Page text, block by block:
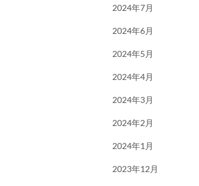
2024年7月
2024年6月
2024年5月
2024年4月
2024年3月
2024年2月
2024年1月
2023年12月